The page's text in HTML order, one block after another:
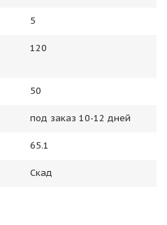
5
120
50
под заказ 10-12 дней
65.1
Скад